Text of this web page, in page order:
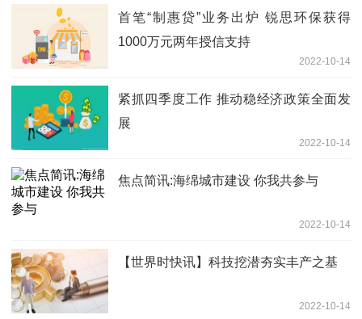
首笔“制惠贷”业务出炉 锐思环保获得
1000万元两年授信支持
2022-10-14
紧抓四季度工作 推动稳经济政策全面发
展
2022-10-14
焦点简讯:海绵城市建设 你我共参与
2022-10-14
【世界时快讯】科技挖潜夯实丰产之基
2022-10-14